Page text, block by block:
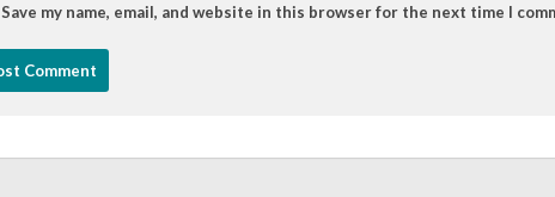
Save my name, email, and website in this browser for the next time I